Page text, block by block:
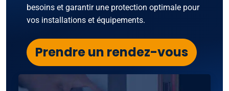
besoins et garantir une protection optimale pour
vos installations et équipements.
Prendre un rendez-vous